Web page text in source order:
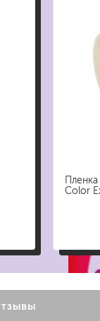
для
пва и для
очистители
Color